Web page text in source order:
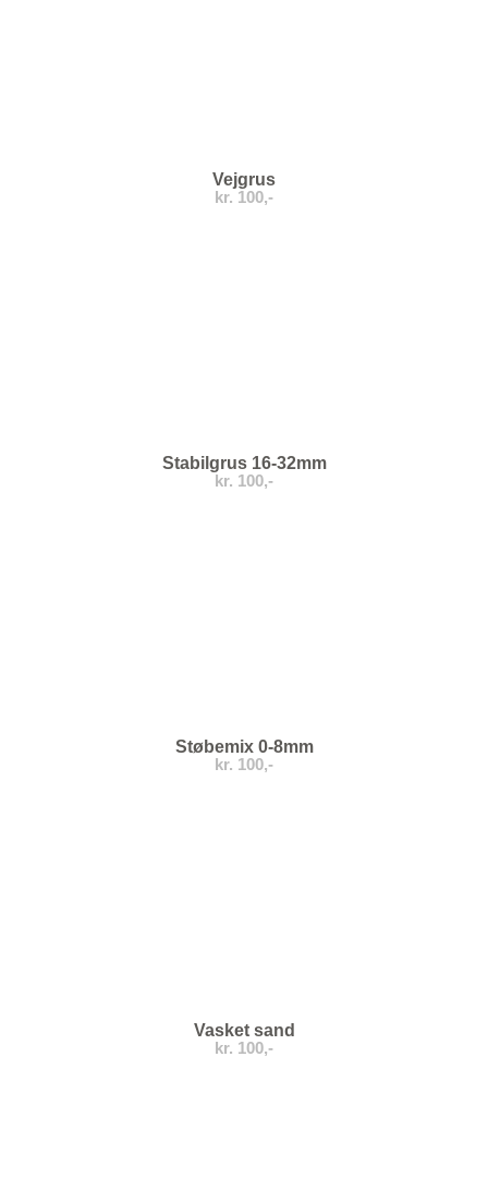
Vejgrus
kr. 100,-
Stabilgrus 16-32mm
kr. 100,-
Støbemix 0-8mm
kr. 100,-
Vasket sand
kr. 100,-